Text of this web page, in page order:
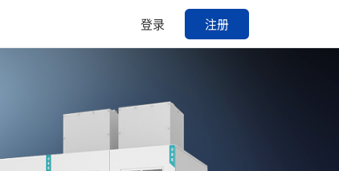
登录 注册